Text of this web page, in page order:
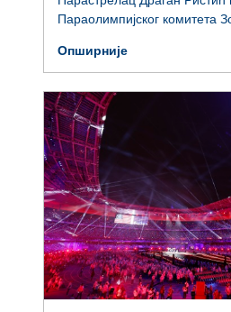
Параолимпијског комитета
недавно завршеним
али и о потешкоћама са
спортисти са инвалидитетом.
Опширније